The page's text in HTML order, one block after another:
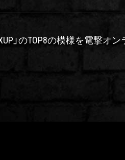
」のTOP8の模様を電撃オ